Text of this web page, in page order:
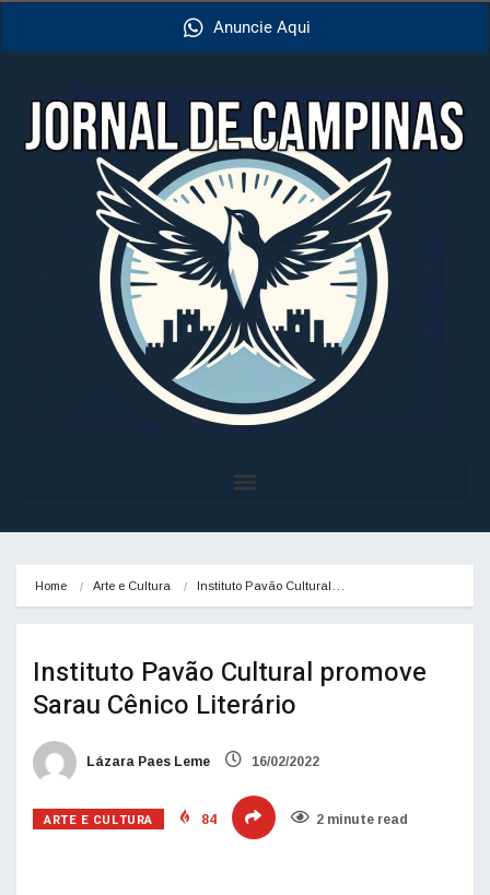
Anuncie Aqui
Home Arte e Cultura Instituto Pavão Cultural…
Instituto Pavão Cultural promove
Sarau Cênico Literário
Lázara Paes Leme 16/02/2022
ARTE E CULTURA 84 2 minute read